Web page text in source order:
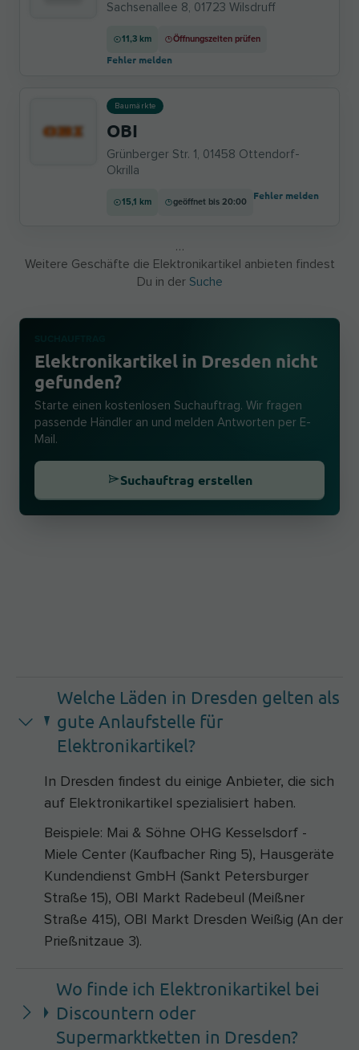
Sachsenallee 8, 01723 Wilsdruff
11,3 km Öffnungszeiten prüfen
Fehler melden
Baumärkte
OBI
Grünberger Str. 1, 01458 Ottendorf-
Okrilla
15,1 km geöffnet bis 20:00
Fehler melden
…
Weitere Geschäfte die Elektronikartikel anbieten findest
Du in der Suche
Elektronikartikel in Dresden nicht
gefunden?
Starte einen kostenlosen Suchauftrag. Wir fragen
passende Händler an und melden Antworten per E-
Mail.
Suchauftrag erstellen
Welche Läden in Dresden gelten als
gute Anlaufstelle für
Elektronikartikel?
In Dresden findest du einige Anbieter, die sich
auf Elektronikartikel spezialisiert haben.
Beispiele: Mai & Söhne OHG Kesselsdorf -
Miele Center (Kaufbacher Ring 5), Hausgeräte
Kundendienst GmbH (Sankt Petersburger
Straße 15), OBI Markt Radebeul (Meißner
Straße 415), OBI Markt Dresden Weißig (An der
Prießnitzaue 3).
Wo finde ich Elektronikartikel bei
Discountern oder
Supermarktketten in Dresden?